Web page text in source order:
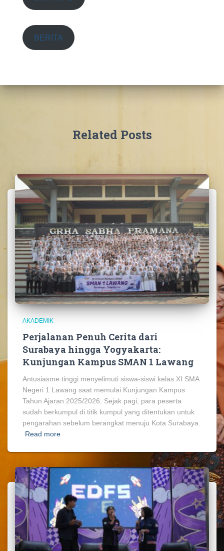
BERITA
Related Posts
AKADEMIK
Perjalanan Penuh Cerita dari
Surabaya hingga Yogyakarta:
Kunjungan Kampus SMAN 1 Lawang
Antusiasme tinggi menyelimuti siswa-siswi kelas XI SMA
Negeri 1 Lawang saat memulai Kunjungan Kampus
Tahun Ajaran 2025/2026. Sejak pagi, para peserta
sudah berkumpul di titik kumpul yang ditentukan untuk
pengarahan sebelum berangkat menuju Kota Surabaya.
Read more